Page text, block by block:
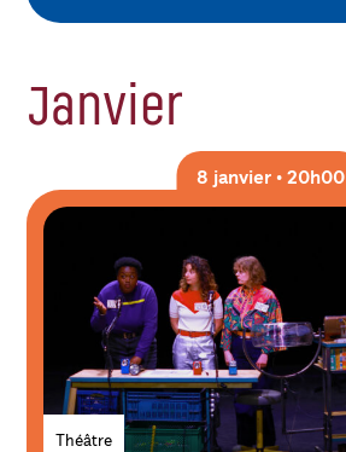
Janvier
Théâtre
8 janvier • 20h00